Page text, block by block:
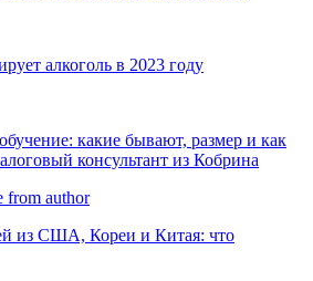
алкоголь в 2023 году
какие бывают, размер и как
консультант из Кобрина
from author
из США, Кореи и Китая: что